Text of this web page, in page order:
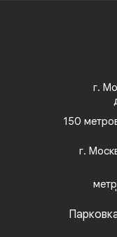
г.
г.
150